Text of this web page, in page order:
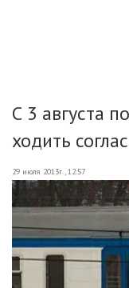
С 3 августа
ходить
29 июля 2013г., 12:57